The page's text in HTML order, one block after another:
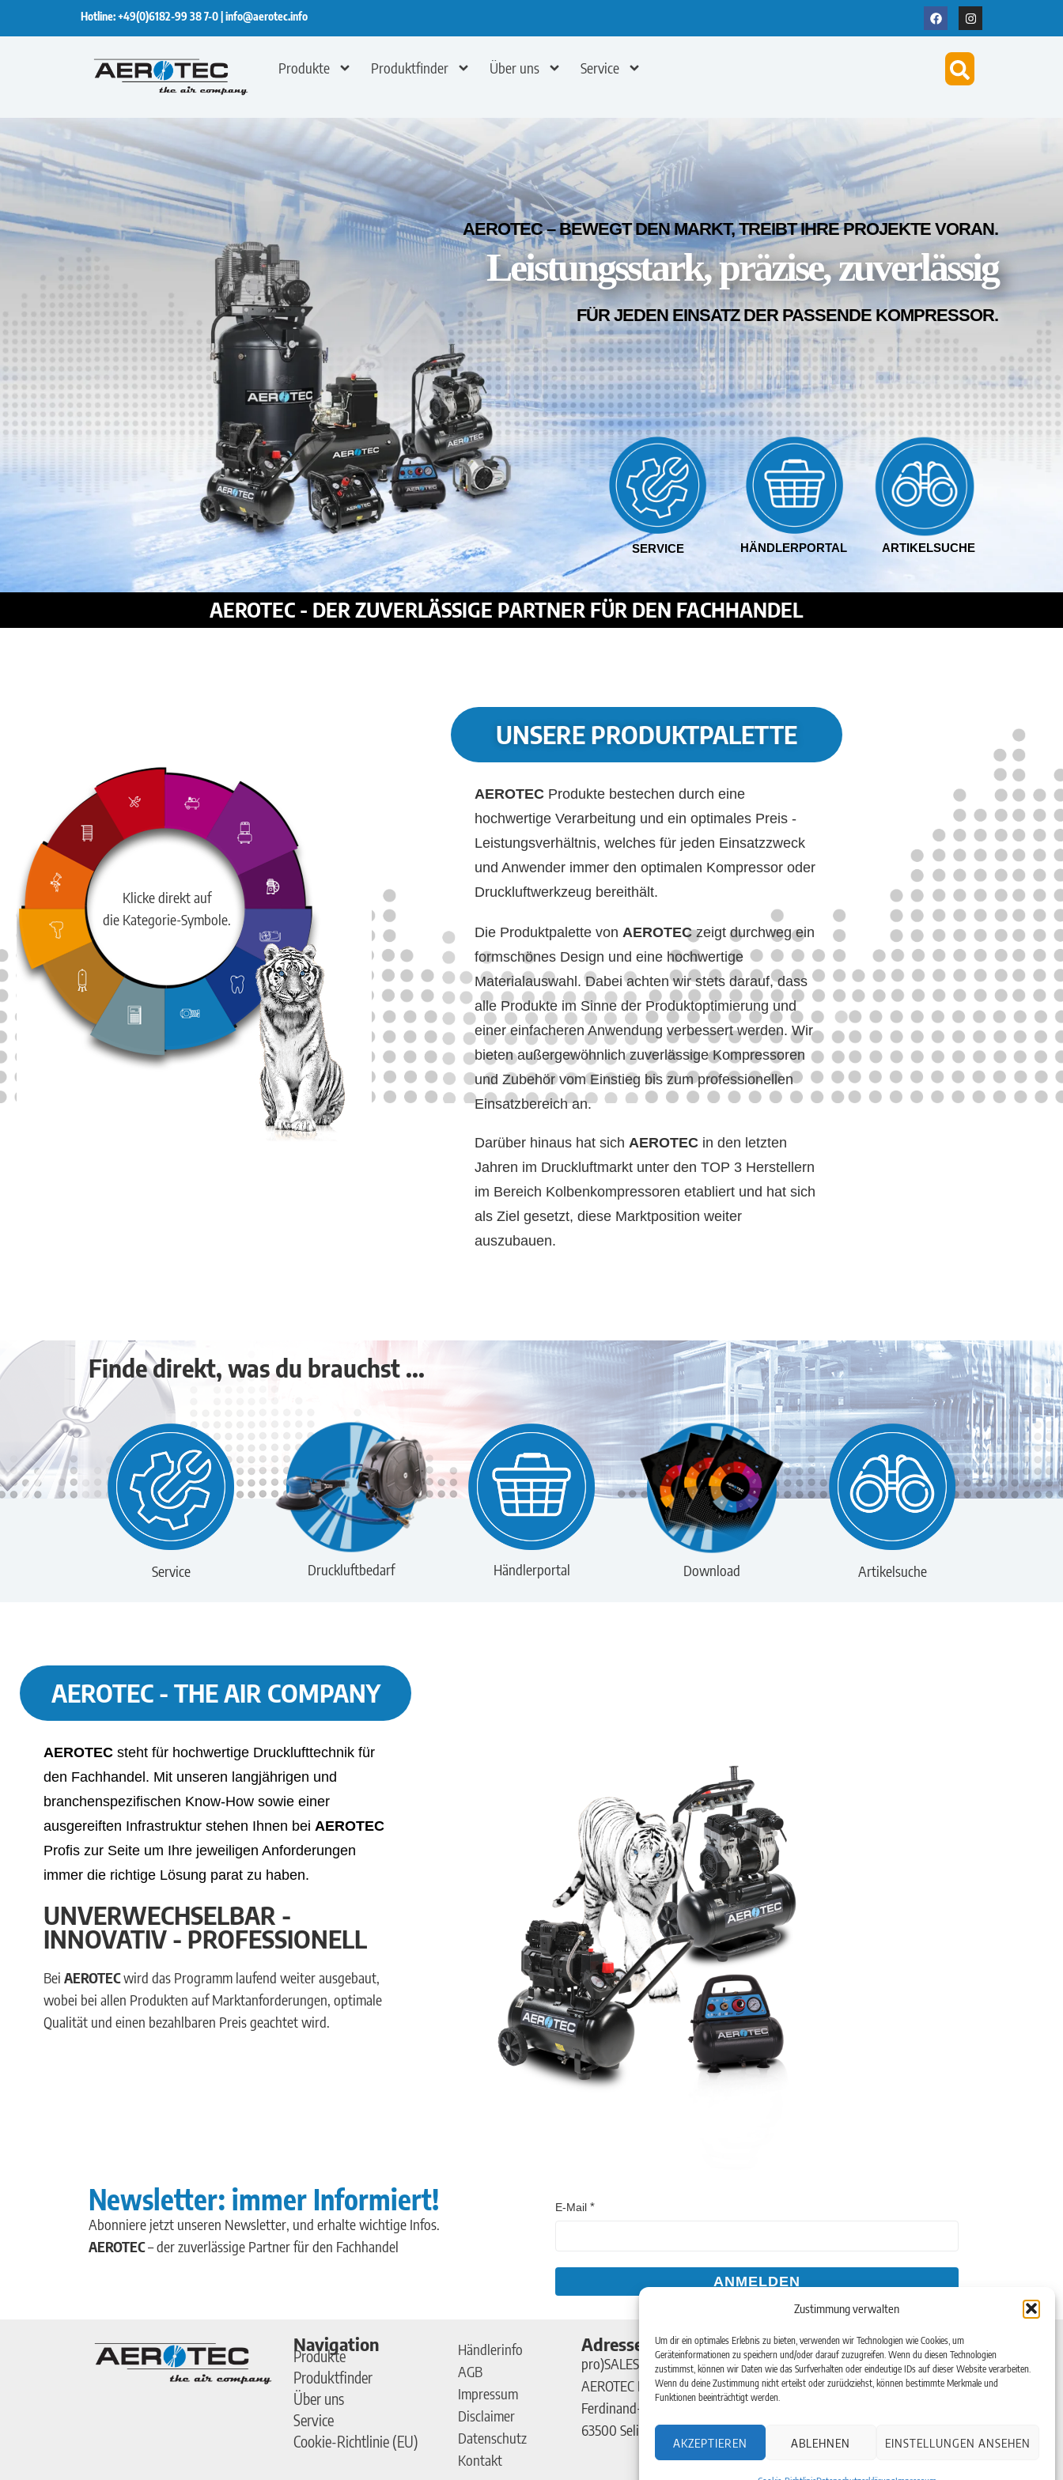
Zustimmung verwalten
Um dir ein optimales Erlebnis zu bieten, verwenden wir Technologien wie Cookies, um
Geräteinformationen zu speichern und/oder darauf zuzugreifen. Wenn du diesen Technologien
zustimmst, können wir Daten wie das Surfverhalten oder eindeutige IDs auf dieser Website verarbeiten.
Wenn du deine Zustimmung nicht erteilst oder zurückziehst, können bestimmte Merkmale und
Funktionen beeinträchtigt werden.
AKZEPTIEREN ABLEHNEN EINSTELLUNGEN ANSEHEN
Hotline:+49(0)6182-99 38 7-0 info@aerotec.info
Produkte Produktfinder Über uns Service
FÜR JEDEN EINSATZ DER PASSENDE KOMPRESSOR.
SERVICE
Leistungsstark, präzise, zuverlässig
AEROTEC – BEWEGT DEN MARKT, TREIBT IHRE PROJEKTE VORAN.
HÄNDLERPORTAL ARTIKELSUCHE
AEROTEC - DER ZUVERLÄSSIGE PARTNER FÜR DEN FACHHANDEL
Klicke direkt auf
die Kategorie-Symbole.
UNSERE PRODUKTPALETTE
AEROTEC Produkte bestechen durch eine
hochwertige Verarbeitung und ein optimales Preis -
Leistungsverhältnis, welches für jeden Einsatzzweck
und Anwender immer den optimalen Kompressor oder
Druckluftwerkzeug bereithält.
Die Produktpalette von AEROTECzeigt durchweg ein
formschönes Design und eine hochwertige
Materialauswahl. Dabei achten wir stets darauf, dass
alle Produkte im Sinne der Produktoptimierung und
einer einfacheren Anwendung verbessert werden. Wir
bieten außergewöhnlich zuverlässige Kompressoren
und Zubehör vom Einstieg bis zum professionellen
Einsatzbereich an.
Darüber hinaus hat sich AEROTEC in den letzten
Jahren im Druckluftmarkt unter den TOP 3 Herstellern
im Bereich Kolbenkompressoren etabliert und hat sich
als Ziel gesetzt, diese Marktposition weiter
auszubauen.
Finde direkt, was du brauchst ...
Service Druckluftbedarf Händlerportal Download Artikelsuche
AEROTEC - THE AIR COMPANY
AEROTEC steht für hochwertige Drucklufttechnik für
den Fachhandel. Mit unseren langjährigen und
branchenspezifischen Know-How sowie einer
ausgereiften Infrastruktur stehen Ihnen bei AEROTEC
Profis zur Seite um Ihre jeweiligen Anforderungen
immer die richtige Lösung parat zu haben.
UNVERWECHSELBAR -
INNOVATIV - PROFESSIONELL
Bei AEROTECwird das Programm laufend weiter ausgebaut,
wobei bei allen Produkten auf Marktanforderungen, optimale
Qualität und einen bezahlbaren Preis geachtet wird.
Newsletter: immer Informiert!
Abonniere jetzt unseren Newsletter, und erhalte wichtige Infos.
AEROTEC– der zuverlässige Partner für den Fachhandel
E-Mail
ANMELDEN
Navigation
Produkte
Produktfinder
Über uns
Service
Cookie-Richtlinie (EU)
Händlerinfo
AGB
Impressum
Disclaimer
Datenschutz
Kontakt
Adresse
pro)SALES GmbH
AEROTEC Kompressoren
Ferdinand-Porsche-Straße 16
63500 Seligenstadt
Kontakt
Telefon: +49(0)6182-99 38 7-0
Telefax: +49(0)6182-99 38 7-20